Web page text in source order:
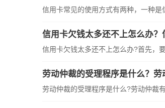
信用卡常见的使用方式有两种，一种是
信用卡欠钱太多还不上怎么办
信用卡欠钱太多还不上怎么办?首先，
劳动仲裁的受理程序是什么？劳
劳动仲裁的受理程序是什么?劳动仲裁